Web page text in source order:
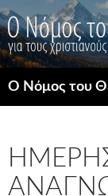
Μετάβαση
σε
περιεχόμενο
Ο Νόμος του